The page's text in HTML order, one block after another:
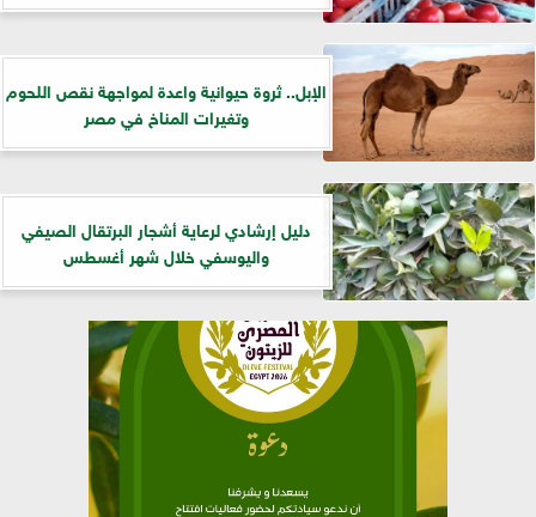
الإبل.. ثروة حيوانية واعدة لمواجهة نقص اللحوم
وتغيرات المناخ في مصر
دليل إرشادي لرعاية أشجار البرتقال الصيفي
واليوسفي خلال شهر أغسطس